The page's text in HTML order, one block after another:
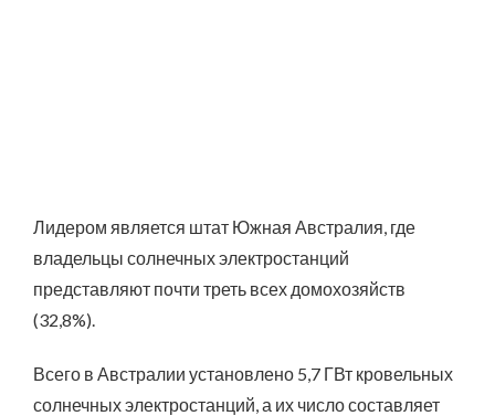
Лидером является штат Южная Австралия, где
владельцы солнечных электростанций
представляют почти треть всех домохозяйств
(32,8%).
Всего в Австралии установлено 5,7 ГВт кровельных
солнечных электростанций, а их число составляет